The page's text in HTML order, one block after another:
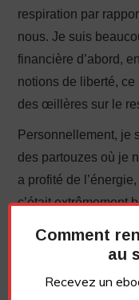
respiration par
nous. Je suis
financière d’abord,
notions de liberté, ce
des œillères sur le
Personnellement, je
des partouzes où je
a profité de
c’était extrêmement
Je vous conseille
vraiment dans un
rien n’est
Comment
au
Recevez un